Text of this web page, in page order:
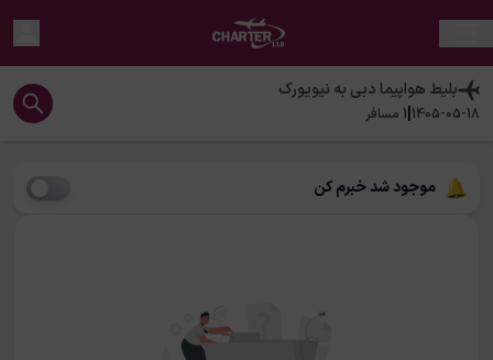
بلیط هواپیمادبی به نیویورک
1405-05-18
|
1 مسافر
موجود شد خبرم کن